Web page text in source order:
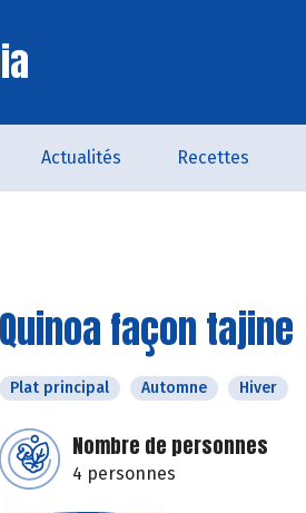
Actualités Recettes
Quinoa façon tajine
Plat principal Automne Hiver
Nombre de personnes
4 personnes